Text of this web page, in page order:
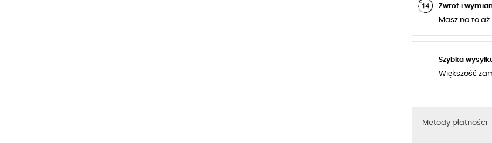
Zwrot i
Masz na to aż
Szybka
Większość
Metody płatności